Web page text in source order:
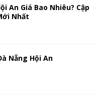
An Giá Bao Nhiêu? Cập
Nhất
Nẵng Hội An